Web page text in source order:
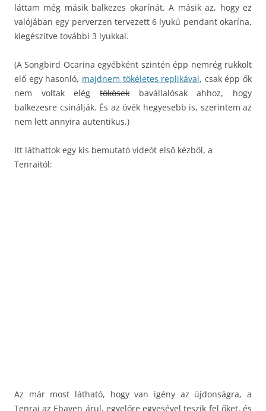
láttam még másik balkezes okarínát. A másik az, hogy ez
valójában egy perverzen tervezett 6 lyukú pendant okarína,
kiegészítve további 3 lyukkal.
(A Songbird Ocarina egyébként szintén épp nemrég rukkolt
elő egy hasonló, majdnem tökéletes replikával, csak épp ők
nem voltak elég tökösek bavállalósak ahhoz, hogy
balkezesre csinálják. És az övék hegyesebb is, szerintem az
nem lett annyira autentikus.)
Itt láthattok egy kis bemutató videót első kézből, a
Tenraitól:
Az már most látható, hogy van igény az újdonságra, a
Tenrai az Ebayen árul, egyelőre egyesével teszik fel őket, és